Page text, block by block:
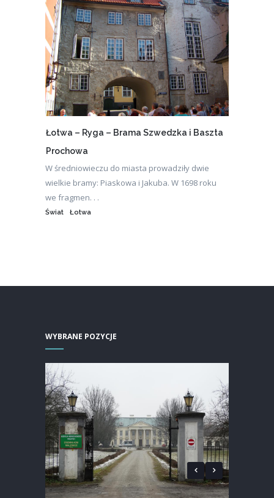
Łotwa – Ryga – Brama Szwedzka i Baszta
Prochowa
W średniowieczu do miasta prowadziły dwie
wielkie bramy: Piaskowa i Jakuba. W 1698 roku
we fragmen. . .
Świat Łotwa
WYBRANE POZYCJE